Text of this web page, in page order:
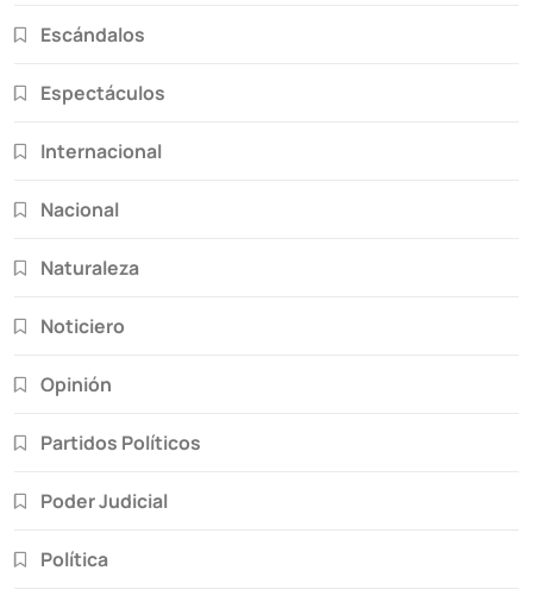
Escándalos
Espectáculos
Internacional
Nacional
Naturaleza
Noticiero
Opinión
Partidos Políticos
Poder Judicial
Política